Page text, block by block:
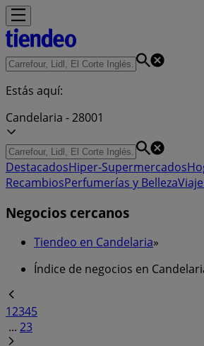
Estás aquí:
Candelaria - 28001
DestacadosHiper-Supermercados
RecambiosPerfumerías y Belleza
Negocios cercanos
Tiendeo en Candelaria»
Índice de negocios en
12345
... 23